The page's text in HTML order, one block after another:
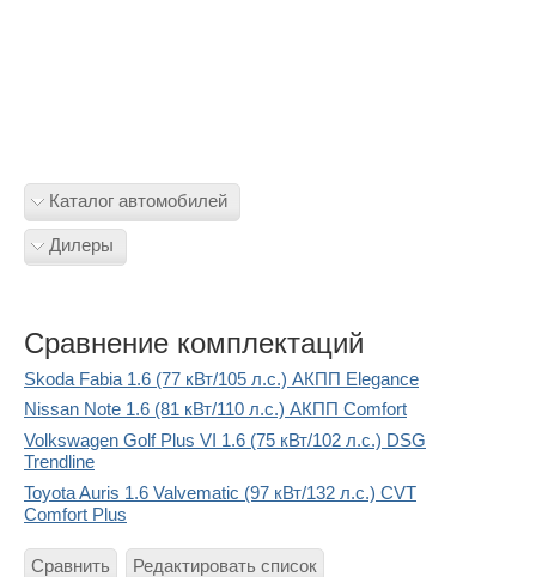
Каталог автомобилей
Дилеры
Сравнение комплектаций
Skoda Fabia 1.6 (77 кВт/105 л.с.) АКПП Elegance
Nissan Note 1.6 (81 кВт/110 л.с.) АКПП Comfort
Volkswagen Golf Plus VI 1.6 (75 кВт/102 л.с.) DSG
Trendline
Toyota Auris 1.6 Valvematic (97 кВт/132 л.с.) CVT
Comfort Plus
Сравнить Редактировать список